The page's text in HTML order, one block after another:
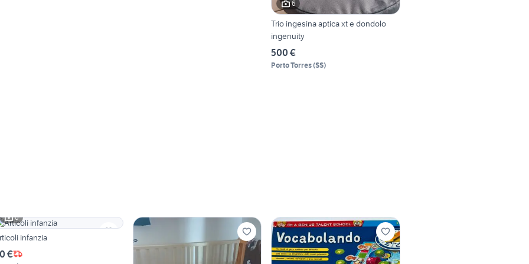
6
Trio ingesina aptica xt e dondolo
ingenuity
500 €
Porto Torres(SS)
6
infanzia
€